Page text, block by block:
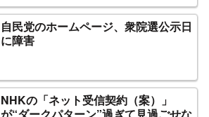
自民党のホームページ、衆院選公示日
に障害
NHKの「ネット受信契約（案）」
が“ダークパターン”過ぎて見過ごせな